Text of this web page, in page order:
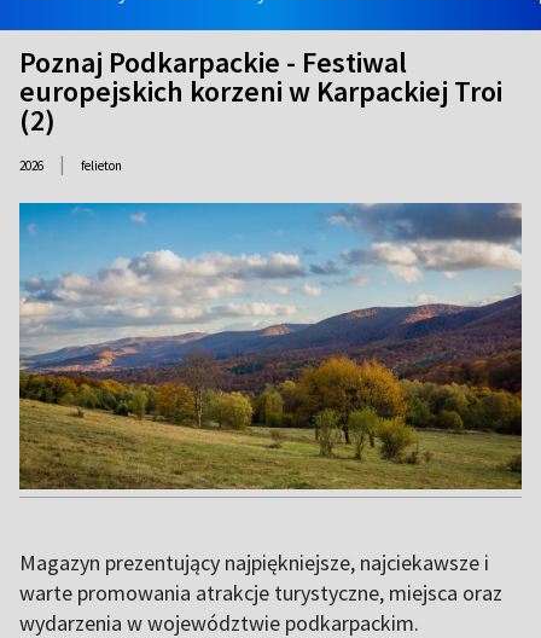
Poznaj Podkarpackie - Festiwal
europejskich korzeni w Karpackiej Troi
(2)
2026 | felieton
Magazyn prezentujący najpiękniejsze, najciekawsze i
warte promowania atrakcje turystyczne, miejsca oraz
wydarzenia w województwie podkarpackim.